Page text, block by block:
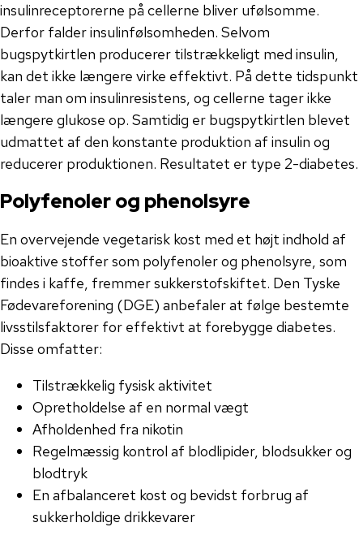
insulinreceptorerne på cellerne bliver ufølsomme.
Derfor falder insulinfølsomheden. Selvom
bugspytkirtlen producerer tilstrækkeligt med insulin,
kan det ikke længere virke effektivt. På dette tidspunkt
taler man om insulinresistens, og cellerne tager ikke
længere glukose op. Samtidig er bugspytkirtlen blevet
udmattet af den konstante produktion af insulin og
reducerer produktionen. Resultatet er type 2-diabetes.
Polyfenoler og phenolsyre
En overvejende vegetarisk kost med et højt indhold af
bioaktive stoffer som polyfenoler og phenolsyre, som
findes i kaffe, fremmer sukkerstofskiftet. Den Tyske
Fødevareforening (DGE) anbefaler at følge bestemte
livsstilsfaktorer for effektivt at forebygge diabetes.
Disse omfatter:
Tilstrækkelig fysisk aktivitet
Opretholdelse af en normal vægt
Afholdenhed fra nikotin
Regelmæssig kontrol af blodlipider, blodsukker og
blodtryk
En afbalanceret kost og bevidst forbrug af
sukkerholdige drikkevarer